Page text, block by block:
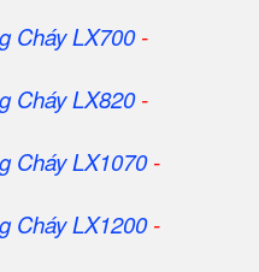
Cháy LX700-
Cháy LX820-
Cháy LX1070-
Cháy LX1200-